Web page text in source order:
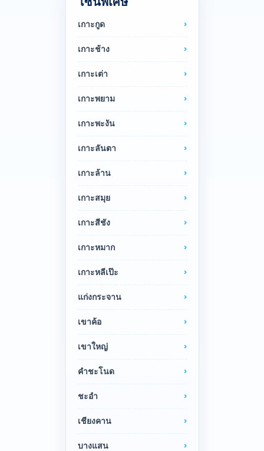
เกาะกูด
เกาะช้าง
เกาะเต่า
เกาะพยาม
เกาะพะงัน
เกาะลันตา
เกาะล้าน
เกาะสมุย
เกาะสีชัง
เกาะหมาก
เกาะหลีเป๊ะ
แก่งกระจาน
เขาค้อ
เขาใหญ่
คำชะโนด
ชะอำ
เชียงคาน
บางแสน